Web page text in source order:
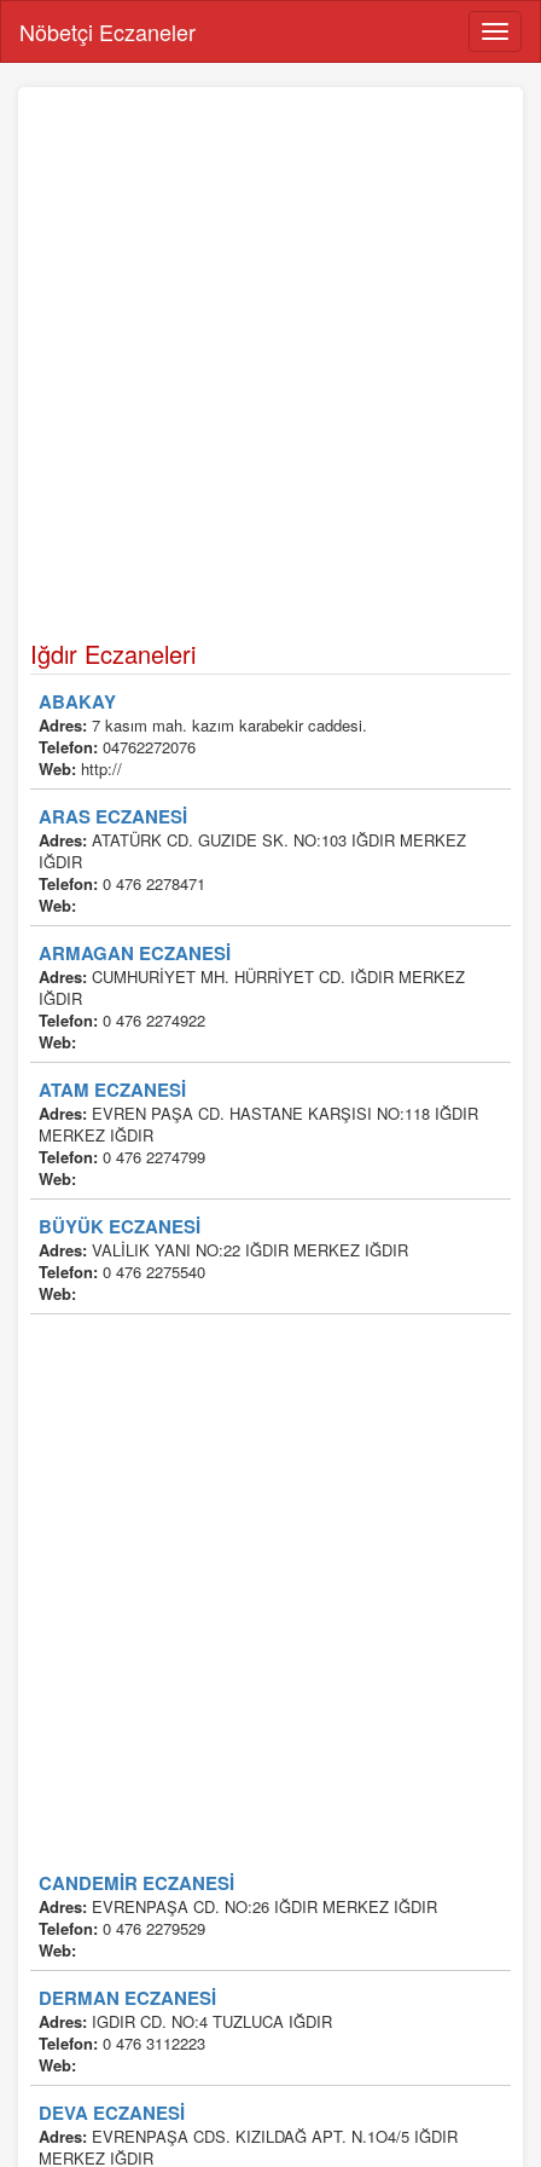
Menü
Nöbetçi Eczaneler
Iğdır Eczaneleri
ABAKAY
Adres: 7 kasım mah. kazım karabekir caddesi.
Telefon: 04762272076
Web: http://
ARAS ECZANESİ
Adres: ATATÜRK CD. GUZIDE SK. NO:103 IĞDIR MERKEZ
IĞDIR
Telefon: 0 476 2278471
Web:
ARMAGAN ECZANESİ
Adres: CUMHURİYET MH. HÜRRİYET CD. IĞDIR MERKEZ
IĞDIR
Telefon: 0 476 2274922
Web:
ATAM ECZANESİ
Adres: EVREN PAŞA CD. HASTANE KARŞISI NO:118 IĞDIR
MERKEZ IĞDIR
Telefon: 0 476 2274799
Web:
BÜYÜK ECZANESİ
Adres: VALİLIK YANI NO:22 IĞDIR MERKEZ IĞDIR
Telefon: 0 476 2275540
Web:
CANDEMİR ECZANESİ
Adres: EVRENPAŞA CD. NO:26 IĞDIR MERKEZ IĞDIR
Telefon: 0 476 2279529
Web:
DERMAN ECZANESİ
Adres: IGDIR CD. NO:4 TUZLUCA IĞDIR
Telefon: 0 476 3112223
Web:
DEVA ECZANESİ
Adres: EVRENPAŞA CDS. KIZILDAĞ APT. N.1O4/5 IĞDIR
MERKEZ IĞDIR